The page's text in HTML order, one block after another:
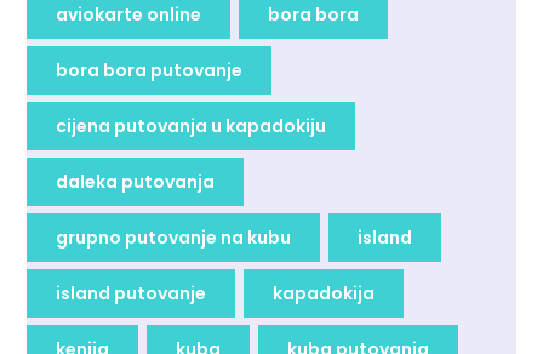
aviokarte online bora bora
bora bora putovanje
cijena putovanja u kapadokiju
daleka putovanja
grupno putovanje na kubu island
island putovanje kapadokija